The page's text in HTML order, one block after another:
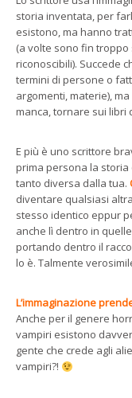
storia inventata, per
esistono, ma hanno
(a volte sono fin
riconoscibili). Succede
termini di persone o
argomenti, materie),
manca, tornare sui libri
E più è uno scrittore
prima persona la storia
tanto diversa dalla tua.
diventare qualsiasi
stesso identico eppur
anche lì dentro in
portando dentro il
lo è. Talmente
L’immaginazione
Anche per il genere
vampiri esistono
gente che crede agli
vampiri?!